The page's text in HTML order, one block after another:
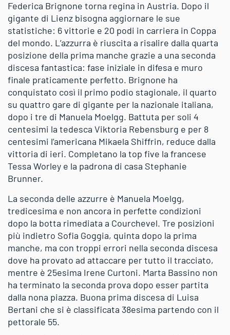
Federica Brignone torna regina in Austria. Dopo il
gigante di Lienz bisogna aggiornare le sue
statistiche: 6 vittorie e 20 podi in carriera in Coppa
del mondo. L’azzurra è riuscita a risalire dalla quarta
posizione della prima manche grazie a una seconda
discesa fantastica: fase iniziale in difesa e muro
finale praticamente perfetto. Brignone ha
conquistato così il primo podio stagionale, il quarto
su quattro gare di gigante per la nazionale italiana,
dopo i tre di Manuela Moelgg. Battuta per soli 4
centesimi la tedesca Viktoria Rebensburg e per 8
centesimi l’americana Mikaela Shiffrin, reduce dalla
vittoria di ieri. Completano la top five la francese
Tessa Worley e la padrona di casa Stephanie
Brunner.
La seconda delle azzurre è Manuela Moelgg,
tredicesima e non ancora in perfette condizioni
dopo la botta rimediata a Courchevel. Tre posizioni
più indietro Sofia Goggia, quinta dopo la prima
manche, ma con troppi errori nella seconda discesa
dove ha provato ad attaccare per tutto il tracciato,
mentre è 25esima Irene Curtoni. Marta Bassino non
ha terminato la seconda prova dopo esser partita
dalla nona piazza. Buona prima discesa di Luisa
Bertani che si è classificata 38esima partendo con il
pettorale 55.